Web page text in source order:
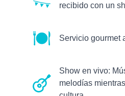
recibido con un
Servicio gourmet
Show en vivo:
melodías